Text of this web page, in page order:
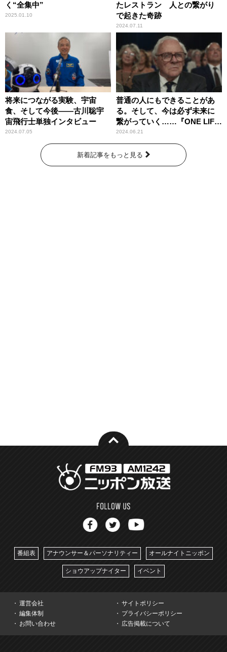
く“全集中”
2025.01.10
たレストラン 人との繋がり
で起きた奇跡
2024.07.11
将来につながる実験、宇宙
食、そして今後――古川聡宇
宙飛行士単独インタビュー
2024.07.05
普通の人にもできることがあ
る。そして、今は必ず未来に
繋がっていく……『ONE LIFE
奇跡が繋いだ6000の命』
2024.06.21
新着記事をもっと見る
番組表 アナウンサー＆パーソナリティー オールナイトニッポン
ショウアップナイター イベント
運営会社
サイトポリシー
編集体制
プライバシーポリシー
お問い合わせ
広告掲載について